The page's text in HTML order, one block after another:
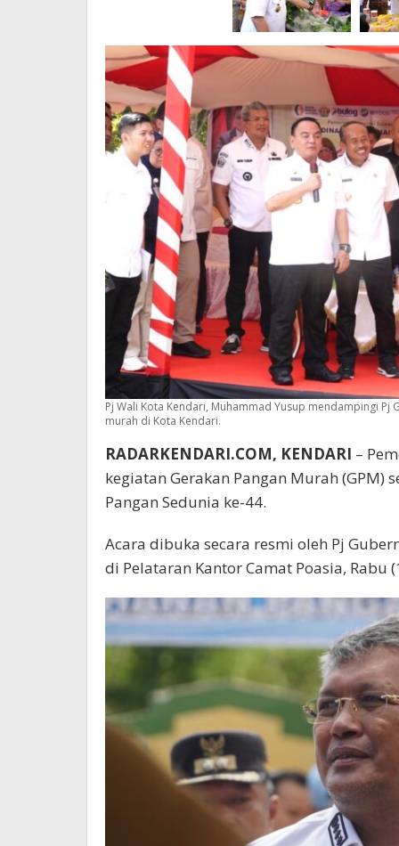
Pj Wali Kota Kendari, Muhammad Yusup mendampingi
murah di Kota Kendari.
RADARKENDARI.COM, KENDARI –
kegiatan Gerakan Pangan Murah (GPM)
Pangan Sedunia ke-44.
Acara dibuka secara resmi oleh Pj
di Pelataran Kantor Camat Poasia, Rabu